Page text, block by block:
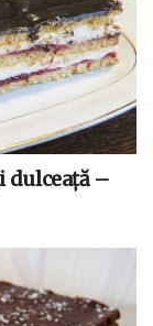
dulceață –